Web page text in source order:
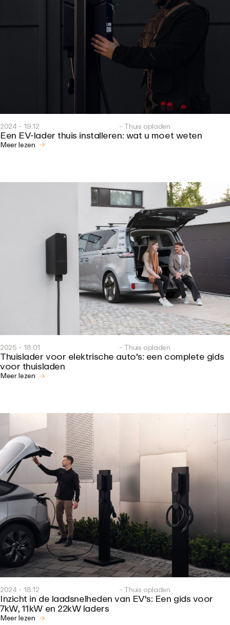
2024 - 19.12 - Thuis opladen
Een EV-lader thuis installeren: wat u moet weten
Meer lezen
2025 - 18.01 - Thuis opladen
Thuislader voor elektrische auto's: een complete gids
voor thuisladen
Meer lezen
2024 - 18.12 - Thuis opladen
Inzicht in de laadsnelheden van EV's: Een gids voor
7kW, 11kW en 22kW laders
Meer lezen